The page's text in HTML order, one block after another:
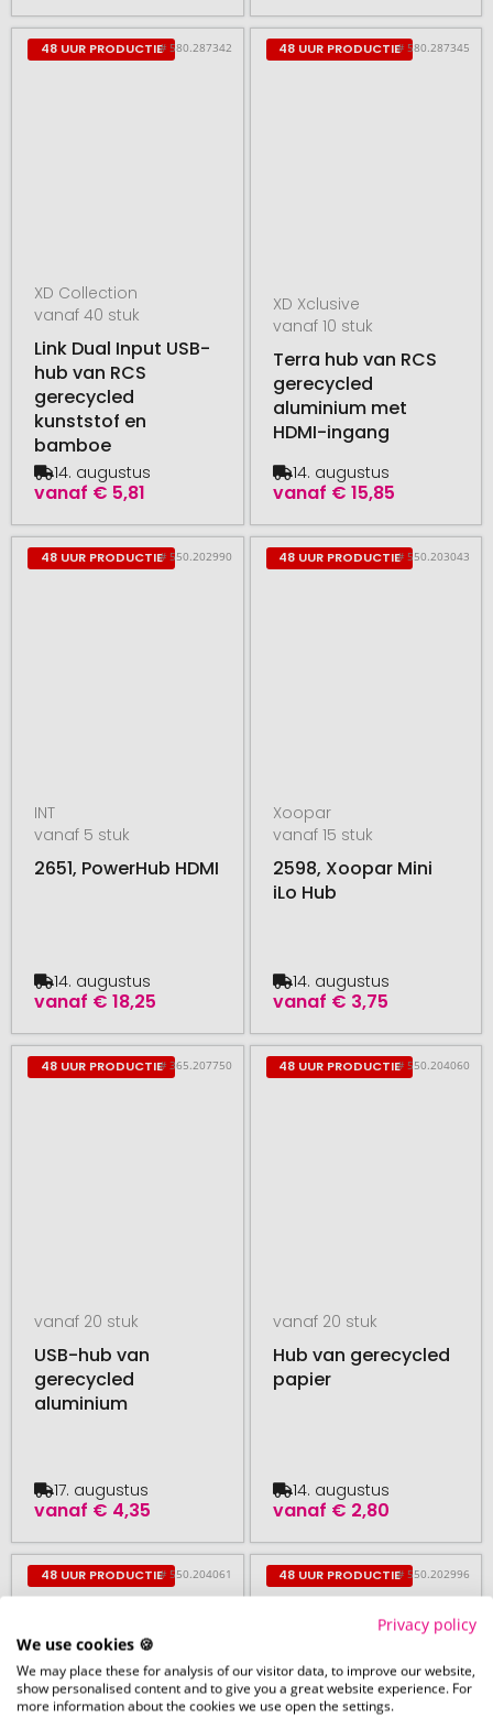
48 UUR PRODUCTIE# 580.287342
XD Collection
vanaf 40 stuk
Link Dual Input USB-
hub van RCS
gerecycled
kunststof en
bamboe
vanaf € 5,81
14. augustus
48 UUR PRODUCTIE# 580.287345
XD Xclusive
vanaf 10 stuk
Terra hub van RCS
gerecycled
aluminium met
HDMI-ingang
vanaf € 15,85
14. augustus
48 UUR PRODUCTIE# 550.202990
INT
vanaf 5 stuk
2651, PowerHub HDMI
vanaf € 18,25
14. augustus
48 UUR PRODUCTIE# 550.203043
Xoopar
vanaf 15 stuk
2598, Xoopar Mini
iLo Hub
vanaf € 3,75
14. augustus
48 UUR PRODUCTIE# 365.207750
vanaf 20 stuk
USB-hub van
gerecycled
aluminium
vanaf € 4,35
17. augustus
48 UUR PRODUCTIE# 550.204060
vanaf 20 stuk
Hub van gerecycled
papier
vanaf € 2,80
14. augustus
48 UUR PRODUCTIE# 550.204061 48 UUR PRODUCTIE# 550.202996
Privacy policy
We use cookies 🍪
We may place these for analysis of our visitor data, to improve our website,
show personalised content and to give you a great website experience. For
more information about the cookies we use open the settings.